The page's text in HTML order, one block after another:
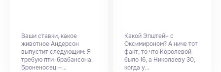
Ваши ставки, какое
животное Андерсон
выпустит следующим: Я
требую пти-брабансона.
Броненосец —...
Какой Эпштейн с
Оксимироном? А ниче тот
факт, то что Королевой
было 16, а Николаеву 30,
когда у...